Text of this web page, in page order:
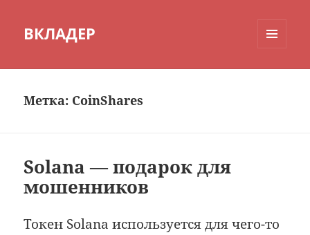
ВКЛАДЕР
Метка: CoinShares
Solana — подарок для
мошенников
Токен Solana используется для чего-то